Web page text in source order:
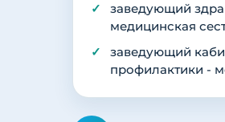
заведующий
медицинская
заведующий
профилактики -